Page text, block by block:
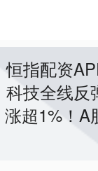
恒指配资
科技全线反
涨超1%！A